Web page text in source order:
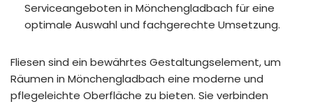
Serviceangeboten in Mönchengladbach für eine
optimale Auswahl und fachgerechte Umsetzung.
Fliesen sind ein bewährtes Gestaltungselement, um
Räumen in Mönchengladbach eine moderne und
pflegeleichte Oberfläche zu bieten. Sie verbinden